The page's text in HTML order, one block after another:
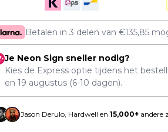
Betalen in 3 delen van€135,85
Je Neon Sign sneller nodig?
Kies de Express optie tijdens het
en 19 augustus(6-10 dagen).
Jason Derulo, Hardwell en 15,000+andere